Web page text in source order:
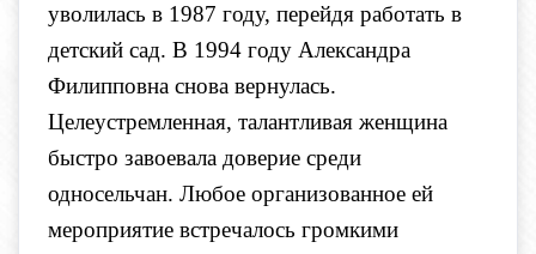
уволилась в 1987 году, перейдя работать в
детский сад. В 1994 году Александра
Филипповна снова вернулась.
Целеустремленная, талантливая женщина
быстро завоевала доверие среди
односельчан. Любое организованное ей
мероприятие встречалось громкими